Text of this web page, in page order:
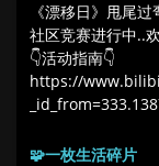
《漂移日》甩尾
社区竞赛进行中..
👇活动指南👇
https://
🧩一枚生活碎片